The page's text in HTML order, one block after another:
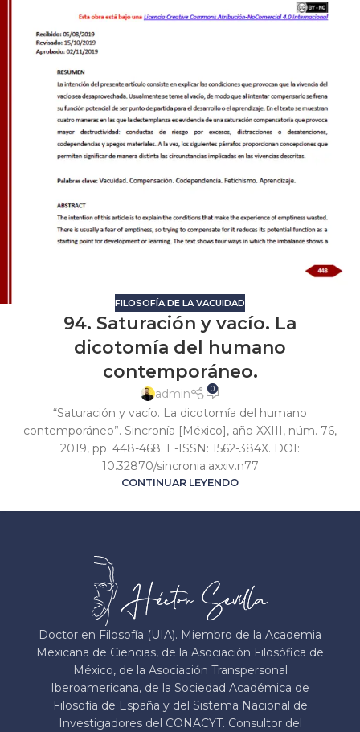
FILOSOFÍA DE LA VACUIDAD
94. Saturación y vacío. La
dicotomía del humano
contemporáneo.
admin 0
“Saturación y vacío. La dicotomía del humano
contemporáneo”. Sincronía [México], año XXIII, núm. 76,
2019, pp. 448-468. E-ISSN: 1562-384X. DOI:
10.32870/sincronia.axxiv.n77
CONTINUAR LEYENDO
Doctor en Filosofía (UIA). Miembro de la Academia
Mexicana de Ciencias, de la Asociación Filosófica de
México, de la Asociación Transpersonal
Iberoamericana, de la Sociedad Académica de
Filosofía de España y del Sistema Nacional de
Investigadores del CONACYT. Consultor del